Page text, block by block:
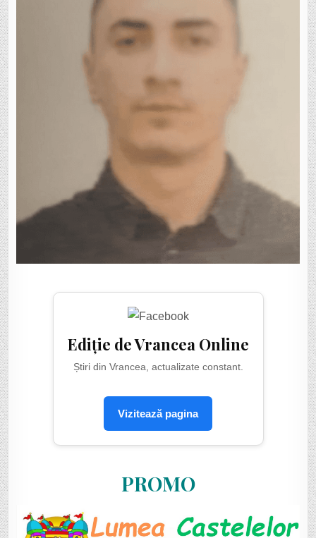
Ediție de Vrancea Online
Știri din Vrancea, actualizate constant.
Vizitează pagina
PROMO